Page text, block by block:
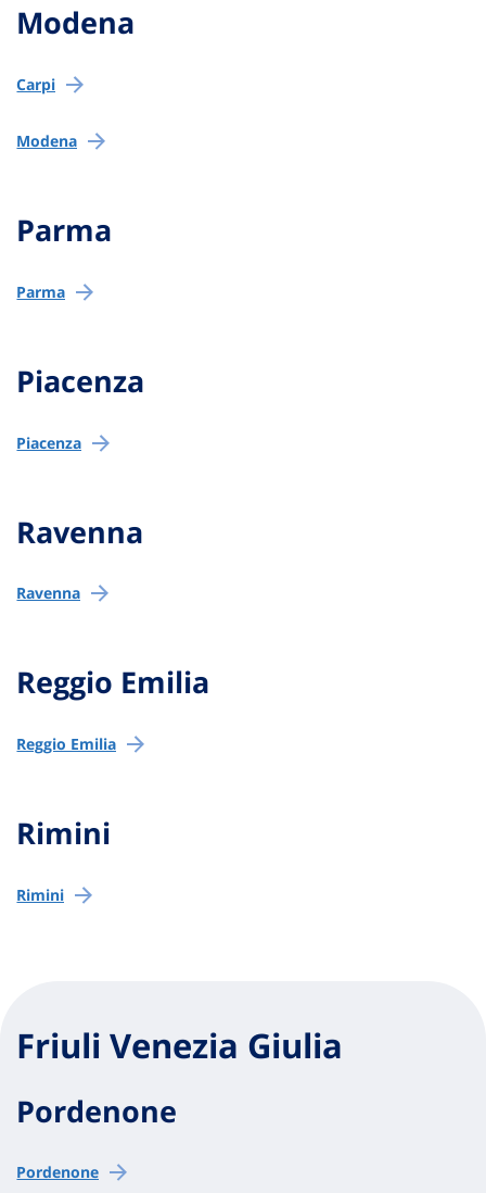
Modena
Carpi
Modena
Parma
Parma
Piacenza
Piacenza
Ravenna
Ravenna
Reggio Emilia
Reggio Emilia
Rimini
Rimini
Friuli Venezia Giulia
Pordenone
Pordenone